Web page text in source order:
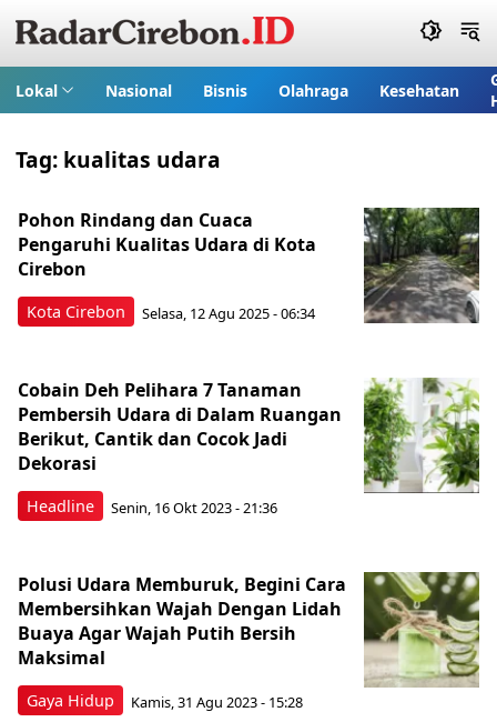
Lokal Nasional Bisnis Olahraga Kesehatan
Tag: kualitas udara
Kota Cirebon
Pohon Rindang dan Cuaca
Pengaruhi Kualitas Udara di Kota
Cirebon
Selasa, 12 Agu 2025 - 06:34
Headline
Cobain Deh Pelihara 7 Tanaman
Pembersih Udara di Dalam Ruangan
Berikut, Cantik dan Cocok Jadi
Dekorasi
Senin, 16 Okt 2023 - 21:36
Gaya Hidup
Polusi Udara Memburuk, Begini Cara
Membersihkan Wajah Dengan Lidah
Buaya Agar Wajah Putih Bersih
Maksimal
Kamis, 31 Agu 2023 - 15:28